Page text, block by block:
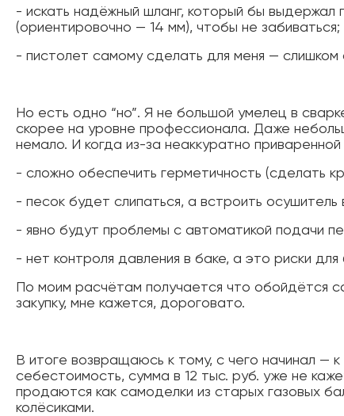
- искать надёжный шланг, который бы
(ориентировочно — 14 мм), чтобы не забиваться;
- пистолет самому сделать для меня — слишком
Но есть одно “но”. Я не большой умелец в
скорее на уровне профессионала. Даже
немало. И когда из-за неаккуратно
- сложно обеспечить герметичность (сделать
- песок будет слипаться, а встроить осушитель
- явно будут проблемы с автоматикой подачи
- нет контроля давления в баке, а это риски для
По моим расчётам получается что обойдётся
закупку, мне кажется, дороговато.
В итоге возвращаюсь к тому, с чего начинал —
себестоимость, сумма в 12 тыс. руб. уже не
продаются как самоделки из старых газовых
колёсиками.